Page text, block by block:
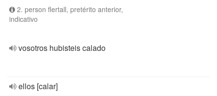
2. person flertall, pretérito anterior,
indicativo
vosotros hubisteis calado
ellos [calar]